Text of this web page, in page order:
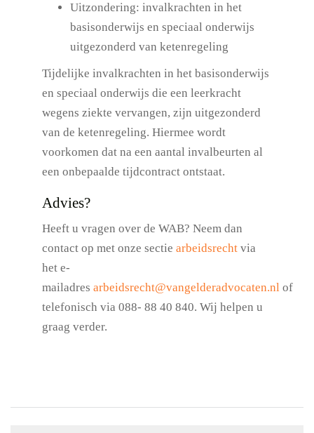
Uitzondering: invalkrachten in het
basisonderwijs en speciaal onderwijs
uitgezonderd van ketenregeling
Tijdelijke invalkrachten in het basisonderwijs
en speciaal onderwijs die een leerkracht
wegens ziekte vervangen, zijn uitgezonderd
van de ketenregeling. Hiermee wordt
voorkomen dat na een aantal invalbeurten al
een onbepaalde tijdcontract ontstaat.
Advies?
Heeft u vragen over de WAB? Neem dan
contact op met onze sectie arbeidsrecht via
het e-
mailadres arbeidsrecht@vangelderadvocaten.nl of
telefonisch via 088- 88 40 840. Wij helpen u
graag verder.